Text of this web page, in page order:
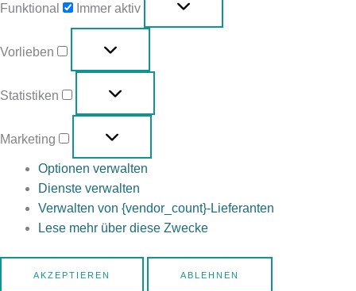
Funktional Immer aktiv
Vorlieben
Statistiken
Marketing
Optionen verwalten
Dienste verwalten
Verwalten von {vendor_count}-Lieferanten
Lese mehr über diese Zwecke
AKZEPTIEREN ABLEHNEN